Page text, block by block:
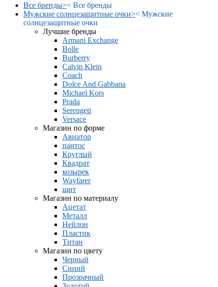
Все бренды>< Все бренды
Мужские солнцезащитные очки>< Мужские
солнцезащитные очки
Лучшие бренды
Armani Exchange
Bolle
Burberry
Calvin Klein
Coach
Dolce And Gabbana
Michael Kors
Prada
Serengeti
Versace
Магазин по форме
Авиатор
пантос
Круглый
Квадрат
козырек
Wayfarer
щит
Магазин по материалу
Ацетат
Металл
Нейлон
Пластик
Титан
Магазин по цвету
Черный
Синий
Прозрачный